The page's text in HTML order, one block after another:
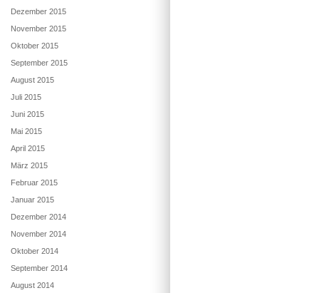
Dezember 2015
November 2015
Oktober 2015
September 2015
August 2015
Juli 2015
Juni 2015
Mai 2015
April 2015
März 2015
Februar 2015
Januar 2015
Dezember 2014
November 2014
Oktober 2014
September 2014
August 2014